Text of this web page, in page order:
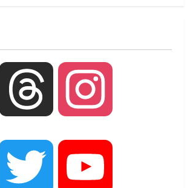
Facebook Threads
Snapchat Twitter
August 7, 2026
UTTARAKHAND NEWS
जिलाधिकारी/जिला निर्वाचन अधिकारी ने
सहसपुर विधानसभा क्षेत्र के पोलिंग बूथों का
August 6, 2026
UTTARAKHAND NEWS
तीलू रौतेली पुरस्कार के लिए 13 वीरांगनाओं का